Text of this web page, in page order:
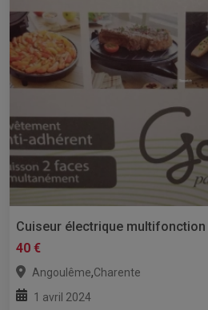
Cuiseur électrique multifonction
40 €
Angoulême,Charente
1 avril 2024